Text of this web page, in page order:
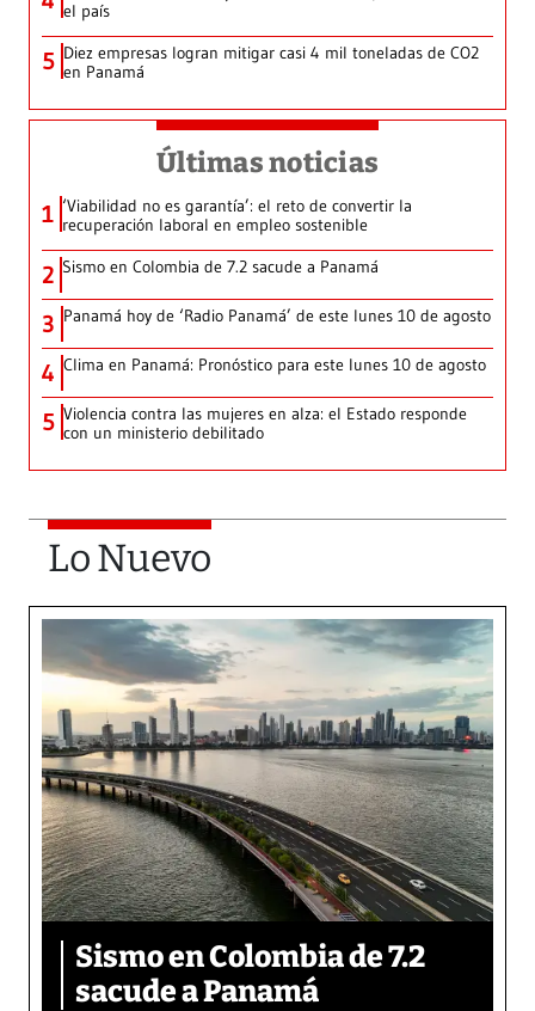
el país
5 Diez empresas logran mitigar casi 4 mil toneladas de CO2
en Panamá
Últimas noticias
1 ‘Viabilidad no es garantía’: el reto de convertir la
recuperación laboral en empleo sostenible
2 Sismo en Colombia de 7.2 sacude a Panamá
3 Panamá hoy de ‘Radio Panamá’ de este lunes 10 de agosto
4 Clima en Panamá: Pronóstico para este lunes 10 de agosto
5 Violencia contra las mujeres en alza: el Estado responde
con un ministerio debilitado
Lo Nuevo
Sismo en Colombia de 7.2
sacude a Panamá